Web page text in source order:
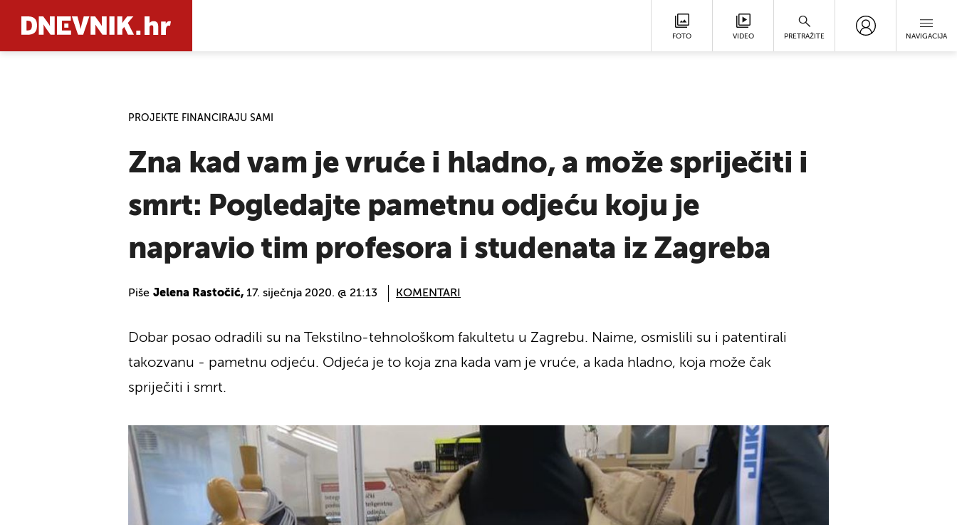
FOTO VIDEO PRETRAŽITE NAVIGACIJA
PROJEKTE FINANCIRAJU SAMI
Zna kad vam je vruće i hladno, a može spriječiti i
smrt: Pogledajte pametnu odjeću koju je
napravio tim profesora i studenata iz Zagreba
Piše Jelena Rastočić, 17. siječnja 2020. @ 21:13 KOMENTARI
Dobar posao odradili su na Tekstilno-tehnološkom fakultetu u Zagrebu. Naime, osmislili su i patentirali
takozvanu - pametnu odjeću. Odjeća je to koja zna kada vam je vruće, a kada hladno, koja može čak
spriječiti i smrt.